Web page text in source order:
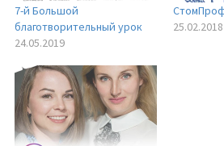
Контакты
7-й Большой
благотворительный урок
24.05.2019
25.02.2018